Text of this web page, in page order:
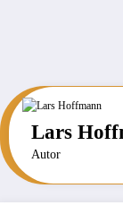
Lars
Autor